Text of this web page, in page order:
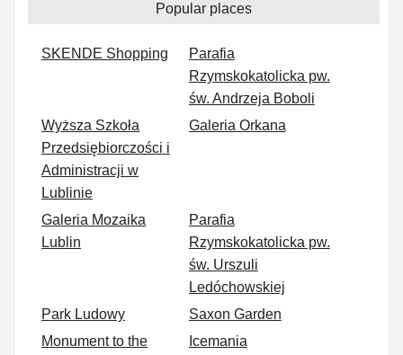
Popular places
SKENDE Shopping
Parafia
Rzymskokatolicka pw.
św. Andrzeja Boboli
Wyższa Szkoła
Przedsiębiorczości i
Administracji w
Lublinie
Galeria Orkana
Galeria Mozaika
Lublin
Parafia
Rzymskokatolicka pw.
św. Urszuli
Ledóchowskiej
Park Ludowy
Saxon Garden
Monument to the
Icemania